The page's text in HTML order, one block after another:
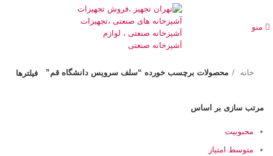
منو
خانه محصولات برچسب خورده “سلف سرویس دانشگاه قم” فیلترها
مرتب سازی بر اساس
محبوبیت
متوسط امتیاز